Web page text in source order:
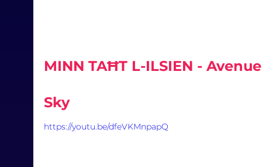
MINN TAĦT L-ILSIEN -
Sky
https://youtu.be/dfeVKMnpapQ